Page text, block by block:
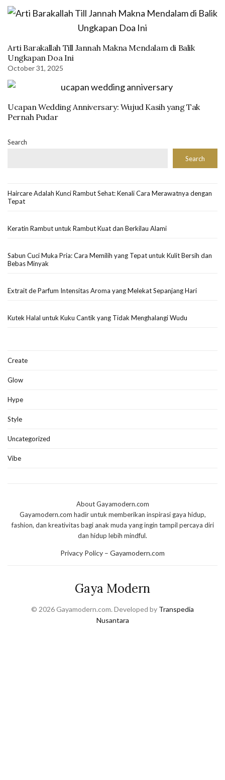
Arti Barakallah Till Jannah Makna Mendalam di Balik
Ungkapan Doa Ini
October 31, 2025
Ucapan Wedding Anniversary: Wujud Kasih yang Tak
Pernah Pudar
Search
Search
Haircare Adalah Kunci Rambut Sehat: Kenali Cara Merawatnya dengan
Tepat
Keratin Rambut untuk Rambut Kuat dan Berkilau Alami
Sabun Cuci Muka Pria: Cara Memilih yang Tepat untuk Kulit Bersih dan
Bebas Minyak
Extrait de Parfum Intensitas Aroma yang Melekat Sepanjang Hari
Kutek Halal untuk Kuku Cantik yang Tidak Menghalangi Wudu
Create
Glow
Hype
Style
Uncategorized
Vibe
About Gayamodern.com
Gayamodern.com hadir untuk memberikan inspirasi gaya hidup,
fashion, dan kreativitas bagi anak muda yang ingin tampil percaya diri
dan hidup lebih mindful.
Privacy Policy – Gayamodern.com
Gaya Modern
© 2026 Gayamodern.com. Developed by Transpedia
Nusantara